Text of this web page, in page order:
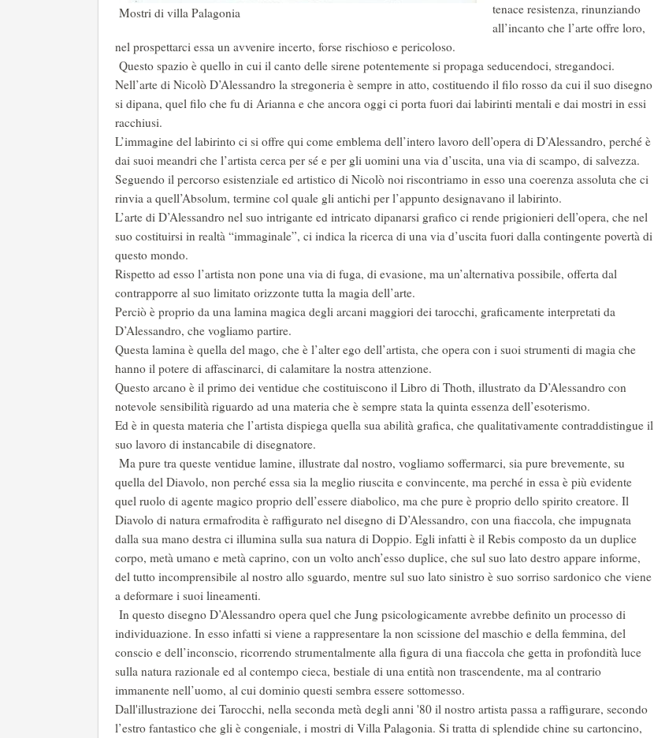
Mostri di villa Palagonia
tenace resistenza, rinunziando
all’incanto che l’arte offre loro,
nel prospettarci essa un avvenire incerto, forse rischioso e pericoloso.
Questo spazio è quello in cui il canto delle sirene potentemente si propaga seducendoci, stregandoci.
Nell’arte di Nicolò D’Alessandro la stregoneria è sempre in atto, costituendo il filo rosso da cui il suo disegno
si dipana, quel filo che fu di Arianna e che ancora oggi ci porta fuori dai labirinti mentali e dai mostri in essi
racchiusi.
L’immagine del labirinto ci si offre qui come emblema dell’intero lavoro dell’opera di D’Alessandro, perché è
dai suoi meandri che l’artista cerca per sé e per gli uomini una via d’uscita, una via di scampo, di salvezza.
Seguendo il percorso esistenziale ed artistico di Nicolò noi riscontriamo in esso una coerenza assoluta che ci
rinvia a quell’Absolum, termine col quale gli antichi per l’appunto designavano il labirinto.
L’arte di D’Alessandro nel suo intrigante ed intricato dipanarsi grafico ci rende prigionieri dell’opera, che nel
suo costituirsi in realtà “immaginale”, ci indica la ricerca di una via d’uscita fuori dalla contingente povertà di
questo mondo.
Rispetto ad esso l’artista non pone una via di fuga, di evasione, ma un’alternativa possibile, offerta dal
contrapporre al suo limitato orizzonte tutta la magia dell’arte.
Perciò è proprio da una lamina magica degli arcani maggiori dei tarocchi, graficamente interpretati da
D’Alessandro, che vogliamo partire.
Questa lamina è quella del mago, che è l’alter ego dell’artista, che opera con i suoi strumenti di magia che
hanno il potere di affascinarci, di calamitare la nostra attenzione.
Questo arcano è il primo dei ventidue che costituiscono il Libro di Thoth, illustrato da D’Alessandro con
notevole sensibilità riguardo ad una materia che è sempre stata la quinta essenza dell’esoterismo.
Ed è in questa materia che l’artista dispiega quella sua abilità grafica, che qualitativamente contraddistingue il
suo lavoro di instancabile di disegnatore.
Ma pure tra queste ventidue lamine, illustrate dal nostro, vogliamo soffermarci, sia pure brevemente, su
quella del Diavolo, non perché essa sia la meglio riuscita e convincente, ma perché in essa è più evidente
quel ruolo di agente magico proprio dell’essere diabolico, ma che pure è proprio dello spirito creatore. Il
Diavolo di natura ermafrodita è raffigurato nel disegno di D’Alessandro, con una fiaccola, che impugnata
dalla sua mano destra ci illumina sulla sua natura di Doppio. Egli infatti è il Rebis composto da un duplice
corpo, metà umano e metà caprino, con un volto anch’esso duplice, che sul suo lato destro appare informe,
del tutto incomprensibile al nostro allo sguardo, mentre sul suo lato sinistro è suo sorriso sardonico che viene
a deformare i suoi lineamenti.
In questo disegno D’Alessandro opera quel che Jung psicologicamente avrebbe definito un processo di
individuazione. In esso infatti si viene a rappresentare la non scissione del maschio e della femmina, del
conscio e dell’inconscio, ricorrendo strumentalmente alla figura di una fiaccola che getta in profondità luce
sulla natura razionale ed al contempo cieca, bestiale di una entità non trascendente, ma al contrario
immanente nell’uomo, al cui dominio questi sembra essere sottomesso.
Dall'illustrazione dei Tarocchi, nella seconda metà degli anni '80 il nostro artista passa a raffigurare, secondo
l’estro fantastico che gli è congeniale, i mostri di Villa Palagonia. Si tratta di splendide chine su cartoncino,